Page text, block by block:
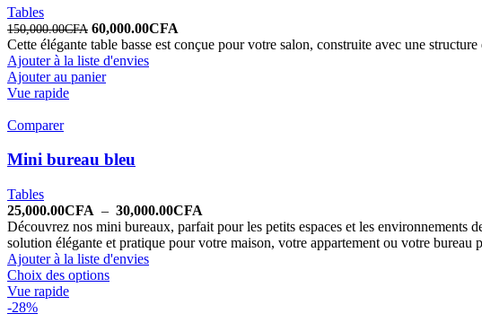
Tables
150,000.00CFA 60,000.00CFA
Cette élégante table basse est conçue pour votre salon, construite avec une
Ajouter à la liste d'envies
Ajouter au panier
Vue rapide
Comparer
Mini bureau bleu
Tables
25,000.00CFA – 30,000.00CFA
Découvrez nos mini bureaux, parfait pour les petits espaces et les
solution élégante et pratique pour votre maison, votre appartement ou votre bureau
Ajouter à la liste d'envies
Choix des options
Vue rapide
-28%